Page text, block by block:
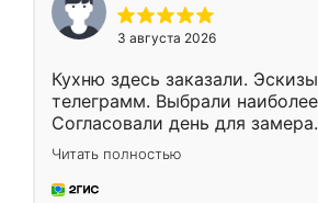
3 августа 2026
Кухню здесь заказали.
телеграмм. Выбрали
Согласовали день для
недели кухня была уже
довольны работой. Спасибо
мебель за качественную
Читать полностью